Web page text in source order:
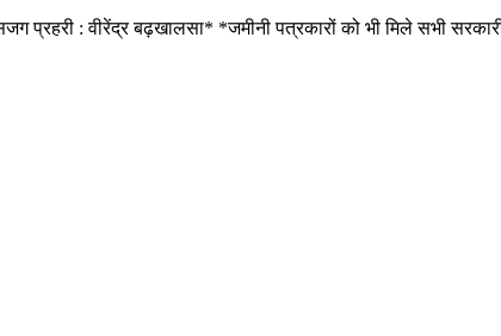
प्रहरी : वीरेंद्र बढ़खालसा* *जमीनी पत्रकारों को भी मिले सभी